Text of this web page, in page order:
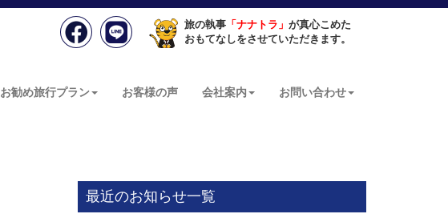
旅の執事「ナナトラ」 が真心こめた
おもてなしをさせていただきます。
お勧め旅行プラン お客様の声 会社案内 お問い合わせ
最近のお知らせ一覧